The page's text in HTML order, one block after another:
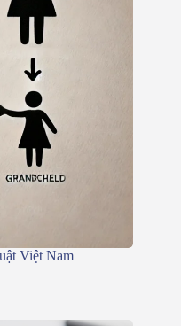
Việt Nam